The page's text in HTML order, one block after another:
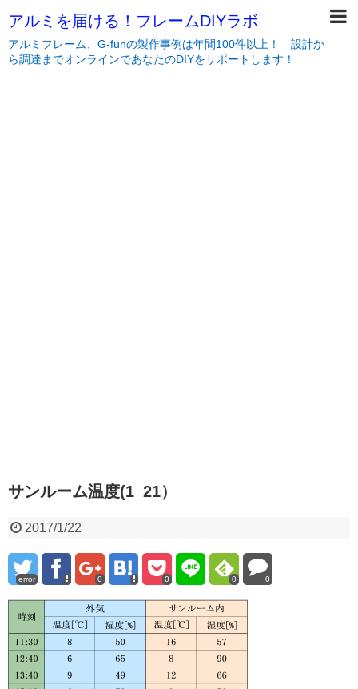
アルミを届ける！フレームDIYラボ
アルミフレーム、G-funの製作事例は年間100件以上！ 設計か
ら調達までオンラインであなたのDIYをサポートします！
サンルーム温度(1_21）
2017/1/22
error 0 0 0 0